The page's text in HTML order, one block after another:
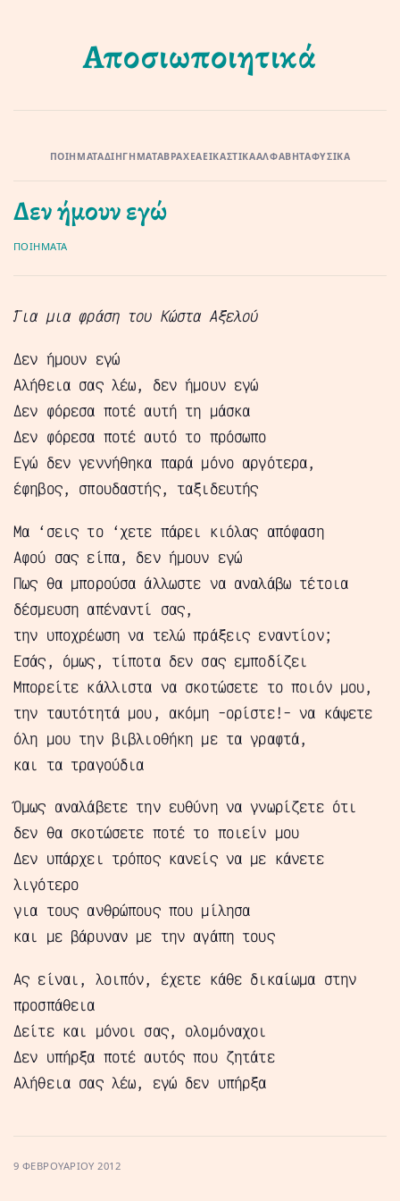
Αποσιωποιητικά
ΠΟΙΉΜΑΤΑΔΙΗΓΉΜΑΤΑΒΡΑΧΈΑΕΙΚΑΣΤΙΚΆΑΛΦΑΒΉΤΑΦΥΣΙΚΆ
Δεν ήμουν εγώ
ΠΟΙΉΜΑΤΑ
Για μια φράση του Κώστα Αξελού
Δεν ήμουν εγώ
Αλήθεια σας λέω, δεν ήμουν εγώ
Δεν φόρεσα ποτέ αυτή τη μάσκα
Δεν φόρεσα ποτέ αυτό το πρόσωπο
Εγώ δεν γεννήθηκα παρά μόνο αργότερα,
έφηβος, σπουδαστής, ταξιδευτής
Μα ‘σεις το ‘χετε πάρει κιόλας απόφαση
Αφού σας είπα, δεν ήμουν εγώ
Πως θα μπορούσα άλλωστε να αναλάβω τέτοια
δέσμευση απέναντί σας,
την υποχρέωση να τελώ πράξεις εναντίον;
Εσάς, όμως, τίποτα δεν σας εμποδίζει
Μπορείτε κάλλιστα να σκοτώσετε το ποιόν μου,
την ταυτότητά μου, ακόμη -ορίστε!- να κάψετε
όλη μου την βιβλιοθήκη με τα γραφτά,
και τα τραγούδια
Όμως αναλάβετε την ευθύνη να γνωρίζετε ότι
δεν θα σκοτώσετε ποτέ το ποιείν μου
Δεν υπάρχει τρόπος κανείς να με κάνετε
λιγότερο
για τους ανθρώπους που μίλησα
και με βάρυναν με την αγάπη τους
Ας είναι, λοιπόν, έχετε κάθε δικαίωμα στην
προσπάθεια
Δείτε και μόνοι σας, ολομόναχοι
Δεν υπήρξα ποτέ αυτός που ζητάτε
Αλήθεια σας λέω, εγώ δεν υπήρξα
9 ΦΕΒΡΟΥΑΡΊΟΥ 2012